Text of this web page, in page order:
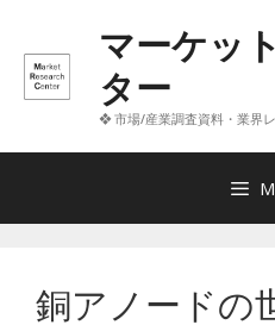
へ
マーケッ
ター
❖ 市場/産業調査資料・業界
銅アノードの